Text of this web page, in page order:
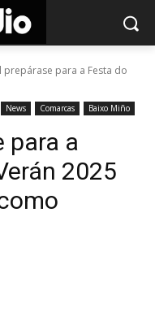
prepárase para a Festa do
News Comarcas Baixo Miño
para a
2025